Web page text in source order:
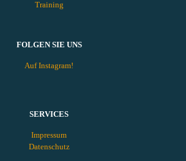
Training
FOLGEN SIE UNS
Auf Instagram!
SERVICES
Impressum
Datenschutz